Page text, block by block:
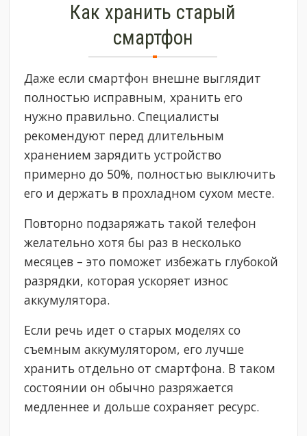
Как хранить старый
смартфон
Даже если смартфон внешне выглядит
полностью исправным, хранить его
нужно правильно. Специалисты
рекомендуют перед длительным
хранением зарядить устройство
примерно до 50%, полностью выключить
его и держать в прохладном сухом месте.
Повторно подзаряжать такой телефон
желательно хотя бы раз в несколько
месяцев – это поможет избежать глубокой
разрядки, которая ускоряет износ
аккумулятора.
Если речь идет о старых моделях со
съемным аккумулятором, его лучше
хранить отдельно от смартфона. В таком
состоянии он обычно разряжается
медленнее и дольше сохраняет ресурс.